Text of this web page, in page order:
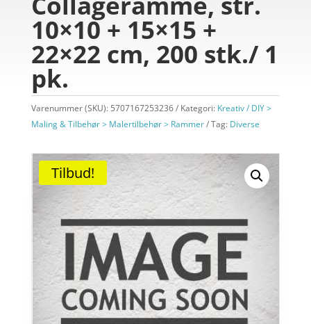
10×10 + 15×15 +
22×22 cm, 200 stk./ 1
pk.
Varenummer (SKU): 5707167253236 Kategori: Kreativ / DIY >
Maling & Tilbehør > Malertilbehør > Rammer
Tag: Diverse
Tilbud!